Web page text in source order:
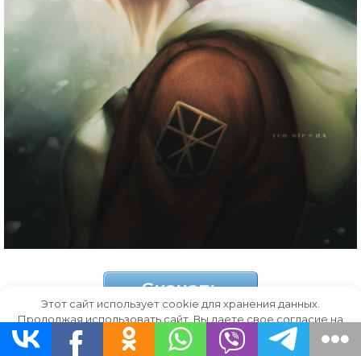
Скачать
Этот сайт использует cookie для хранения данных.
Продолжая использовать сайт, Вы даете свое согласие на
работу с этими файлами.
OK